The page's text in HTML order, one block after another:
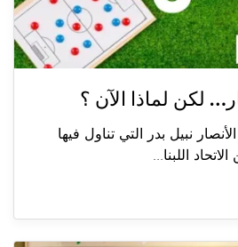
لكن لماذا الآن ؟
نبيل بدر التي تناول فيها
اللبنا...